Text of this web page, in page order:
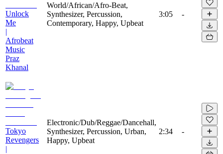
Unlock
Me
|
Afrobeat
Music
Praz
Khanal
World/African/Afro-Beat,
Synthesizer, Percussion,
Contemporary, Happy, Upbeat
3:05 -
Tokyo
Revengers
|
Electronic/Dub/Reggae/Dancehall,
Synthesizer, Percussion, Urban,
Happy, Upbeat
2:34 -